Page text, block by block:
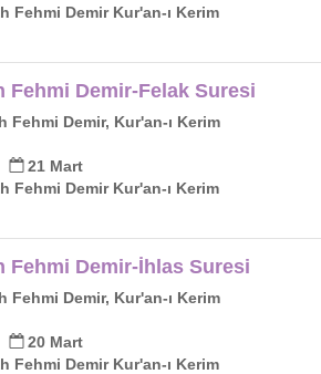
Fehmi Demir Kur'an-ı Kerim
Fehmi Demir-Felak Suresi
Fehmi Demir, Kur'an-ı Kerim
21 Mart
Fehmi Demir Kur'an-ı Kerim
Fehmi Demir-İhlas Suresi
Fehmi Demir, Kur'an-ı Kerim
20 Mart
Fehmi Demir Kur'an-ı Kerim